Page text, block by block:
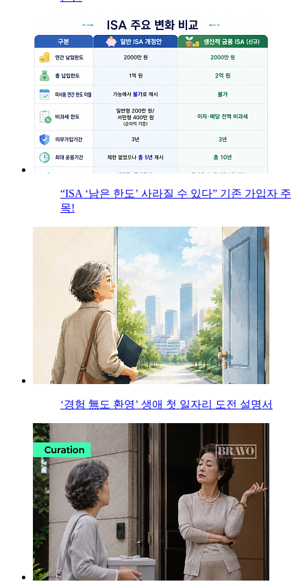
“ISA ‘남은 한도’ 사라질 수 있다” 기존 가입자 주
목!
‘경험 無도 환영’ 생애 첫 일자리 도전 설명서